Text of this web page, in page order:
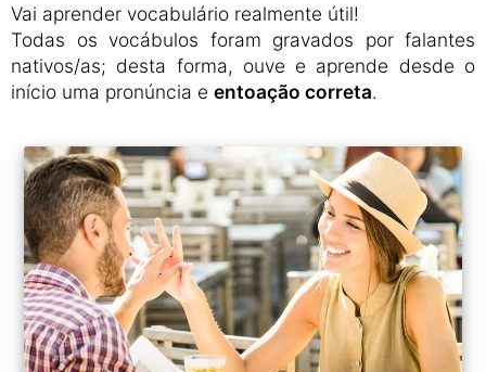
Vai aprender vocabulário realmente útil!
Todas os vocábulos foram gravados por falantes
nativos/as; desta forma, ouve e aprende desde o
início uma pronúncia e entoação correta.